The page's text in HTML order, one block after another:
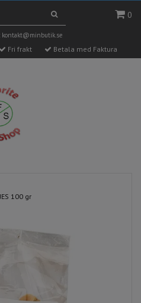
0
kontakt@minbutik.se
Fri frakt Betala med Faktura
100 gr